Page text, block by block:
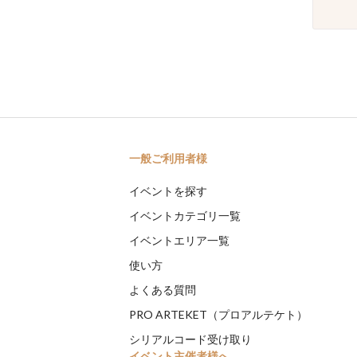
一般ご利用者様
イベントを探す
イベントカテゴリ一覧
イベントエリア一覧
使い方
よくある質問
PRO ARTEKET（プロアルテケト）
シリアルコード受け取り